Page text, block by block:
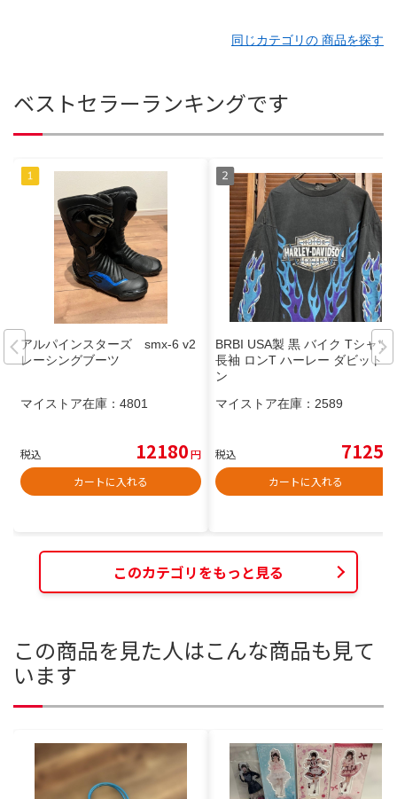
同じカテゴリの 商品を探す
ベストセラーランキングです
アルパインスターズ smx-6 v2
レーシングブーツ
マイストア在庫： 4801
税込 12180円
カートに入れる
BRBI USA製 黒 バイク Tシャツ
長袖 ロンT ハーレー ダビットソ
ン
マイストア在庫： 2589
税込 7125
カートに入れる
このカテゴリをもっと見る
この商品を見た人はこんな商品も見て
います